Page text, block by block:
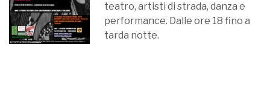
teatro, artisti di strada, danza e
performance. Dalle ore 18 fino a
tarda notte.